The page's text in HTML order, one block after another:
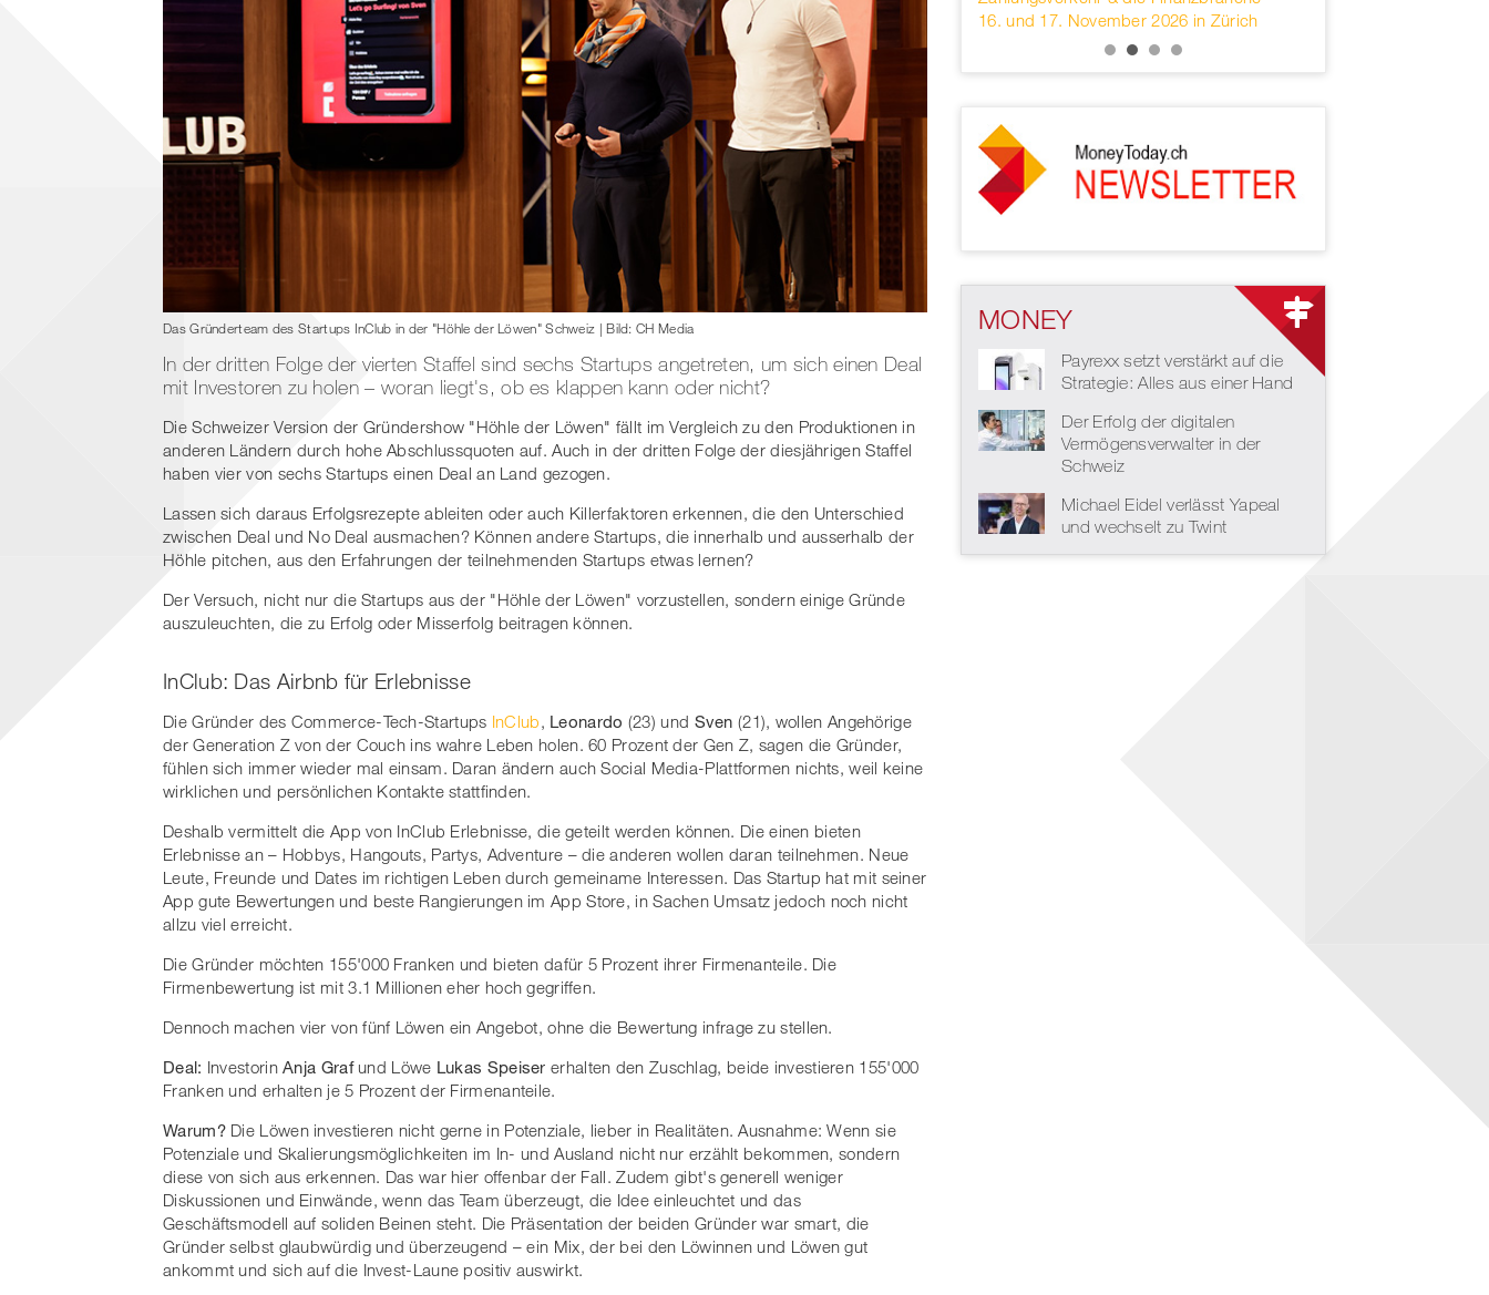
Das Gründerteam des Startups InClub in der "Höhle der Löwen" Schweiz | Bild: CH Media
In der dritten Folge der vierten Staffel sind sechs Startups angetreten, um sich einen Deal
mit Investoren zu holen – woran liegt's, ob es klappen kann oder nicht?
Die Schweizer Version der Gründershow "Höhle der Löwen" fällt im Vergleich zu den Produktionen in
anderen Ländern durch hohe Abschlussquoten auf. Auch in der dritten Folge der diesjährigen Staffel
haben vier von sechs Startups einen Deal an Land gezogen.
Lassen sich daraus Erfolgsrezepte ableiten oder auch Killerfaktoren erkennen, die den Unterschied
zwischen Deal und No Deal ausmachen? Können andere Startups, die innerhalb und ausserhalb der
Höhle pitchen, aus den Erfahrungen der teilnehmenden Startups etwas lernen?
Der Versuch, nicht nur die Startups aus der "Höhle der Löwen" vorzustellen, sondern einige Gründe
auszuleuchten, die zu Erfolg oder Misserfolg beitragen können.
InClub: Das Airbnb für Erlebnisse
Die Gründer des Commerce-Tech-Startups InClub, Leonardo (23) und Sven (21), wollen Angehörige
der Generation Z von der Couch ins wahre Leben holen. 60 Prozent der Gen Z, sagen die Gründer,
fühlen sich immer wieder mal einsam. Daran ändern auch Social Media-Plattformen nichts, weil keine
wirklichen und persönlichen Kontakte stattfinden.
Deshalb vermittelt die App von InClub Erlebnisse, die geteilt werden können. Die einen bieten
Erlebnisse an – Hobbys, Hangouts, Partys, Adventure – die anderen wollen daran teilnehmen. Neue
Leute, Freunde und Dates im richtigen Leben durch gemeiname Interessen. Das Startup hat mit seiner
App gute Bewertungen und beste Rangierungen im App Store, in Sachen Umsatz jedoch noch nicht
allzu viel erreicht.
Die Gründer möchten 155'000 Franken und bieten dafür 5 Prozent ihrer Firmenanteile. Die
Firmenbewertung ist mit 3.1 Millionen eher hoch gegriffen.
Dennoch machen vier von fünf Löwen ein Angebot, ohne die Bewertung infrage zu stellen.
Deal: InvestorinAnja Grafund Löwe Lukas Speisererhalten den Zuschlag, beide investieren 155'000
Franken und erhalten je 5 Prozent der Firmenanteile.
Warum? Die Löwen investieren nicht gerne in Potenziale, lieber in Realitäten. Ausnahme: Wenn sie
Potenziale und Skalierungsmöglichkeiten im In- und Ausland nicht nur erzählt bekommen, sondern
diese von sich aus erkennen. Das war hier offenbar der Fall. Zudem gibt's generell weniger
Diskussionen und Einwände, wenn das Team überzeugt, die Idee einleuchtet und das
Geschäftsmodell auf soliden Beinen steht. Die Präsentation der beiden Gründer war smart, die
Gründer selbst glaubwürdig und überzeugend – ein Mix, der bei den Löwinnen und Löwen gut
ankommt und sich auf die Invest-Laune positiv auswirkt.
16. und 17. November 2026 in Zürich
MONEY
Payrexx setzt verstärkt auf die
Strategie: Alles aus einer Hand
Der Erfolg der digitalen
Vermögensverwalter in der
Schweiz
Michael Eidel verlässt Yapeal
und wechselt zu Twint